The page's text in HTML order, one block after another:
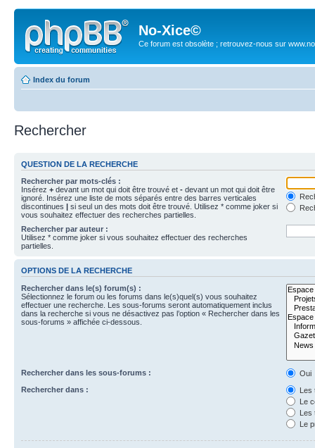
No-Xice©
Ce forum est obsolète ; retrouvez-nous sur
Index du forum
Rechercher
QUESTION DE LA RECHERCHE
Rechercher par mots-clés :
Insérez + devant un mot qui doit être trouvé et - devant un mot qui doit être
ignoré. Insérez une liste de mots séparés entre des barres verticales
discontinues | si seul un des mots doit être trouvé. Utilisez * comme joker si
vous souhaitez effectuer des recherches partielles.
Rechercher par auteur :
Utilisez * comme joker si vous souhaitez effectuer des recherches
partielles.
OPTIONS DE LA RECHERCHE
Rechercher dans le(s) forum(s) :
Sélectionnez le forum ou les forums dans le(s)quel(s) vous souhaitez
effectuer une recherche. Les sous-forums seront automatiquement inclus
dans la recherche si vous ne désactivez pas l’option « Rechercher dans les
sous-forums » affichée ci-dessous.
Rechercher dans les sous-forums :
Oui
Rechercher dans :
Les
Le
Les
Le